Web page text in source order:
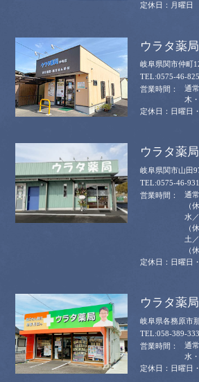
月曜日
ウラタ薬
岐阜県関市仲町
0575-46-
通
木
日曜日
ウラタ薬
岐阜県関市山田
0575-46-
通
（
水
（
土
（
日曜日
ウラタ薬
岐阜県各務原市
058-389-
通
水
日曜日